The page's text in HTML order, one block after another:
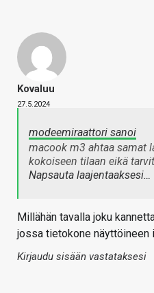
Kovaluu
27.5.2024
modeemiraattori sanoi
macook m3 ahtaa samat
kokoiseen tilaan eikä
Napsauta laajentaaksesi…
Millähän tavalla joku
jossa tietokone näyttöineen
Kirjaudu sisään vastataksesi